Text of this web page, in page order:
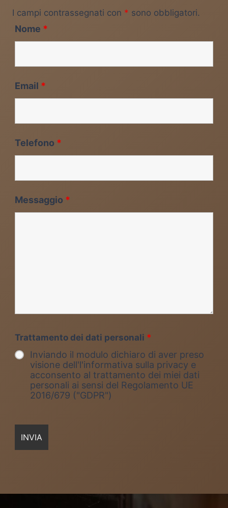
I campi contrassegnati con * sono obbligatori.
Nome *
Email *
Telefono *
Messaggio *
Trattamento dei dati personali *
Inviando il modulo dichiaro di aver preso
visione dell'l'informativa sulla privacy e
acconsento al trattamento dei miei dati
personali ai sensi del Regolamento UE
2016/679 ("GDPR")